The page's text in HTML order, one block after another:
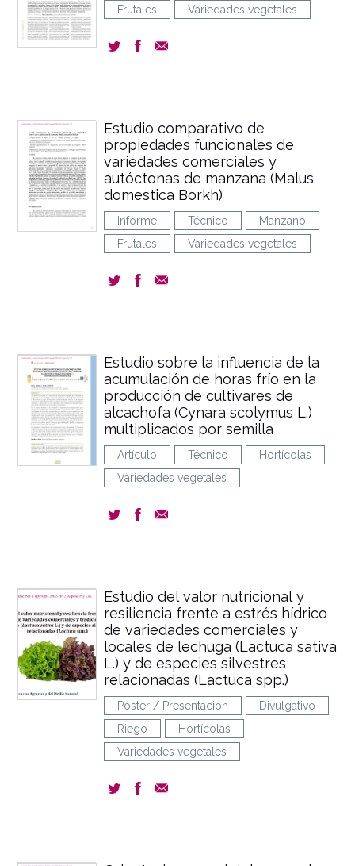
Frutales
Variedades vegetales
Estudio comparativo de
propiedades funcionales de
variedades comerciales y
autóctonas de manzana (Malus
domestica Borkh)
Informe Técnico
Manzano
Frutales
Variedades vegetales
Estudio sobre la influencia de la
acumulación de horas frío en la
producción de cultivares de
alcachofa (Cynara scolymus L.)
multiplicados por semilla
Artículo Técnico
Hortícolas
Variedades vegetales
Estudio del valor nutricional y
resiliencia frente a estrés hídrico
de variedades comerciales y
locales de lechuga (Lactuca sativa
L.) y de especies silvestres
relacionadas (Lactuca spp.)
Póster / Presentación
Divulgativo
Riego
Hortícolas
Variedades vegetales